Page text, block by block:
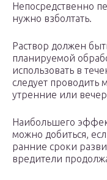
Непосредственно
нужно взболтать.
Раствор должен
планируемой
использовать в
следует проводить
утренние или
Наибольшего
можно добиться,
ранние сроки
вредители